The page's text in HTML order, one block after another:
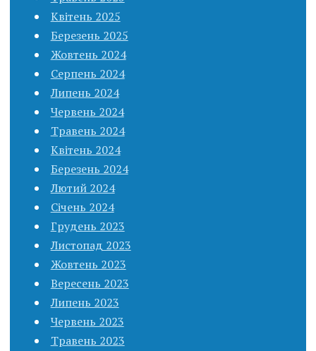
Квітень 2025
Березень 2025
Жовтень 2024
Серпень 2024
Липень 2024
Червень 2024
Травень 2024
Квітень 2024
Березень 2024
Лютий 2024
Січень 2024
Грудень 2023
Листопад 2023
Жовтень 2023
Вересень 2023
Липень 2023
Червень 2023
Травень 2023